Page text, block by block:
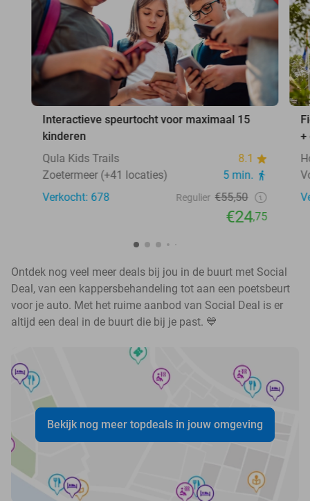
Interactieve speurtocht voor maximaal 15
kinderen
Qula Kids Trails
8.1
Zoetermeer (+41 locaties)
5 min.
Verkocht: 678
Regulier €55,50
€24,75
+
Ontdek nog veel meer deals bij jou in de buurt met Social
Deal, van een kappersbehandeling tot aan een poetsbeurt
voor je auto. Met het ruime aanbod van Social Deal is er
altijd een deal in de buurt die bij je past. 💙
Bekijk nog meer topdeals in jouw omgeving